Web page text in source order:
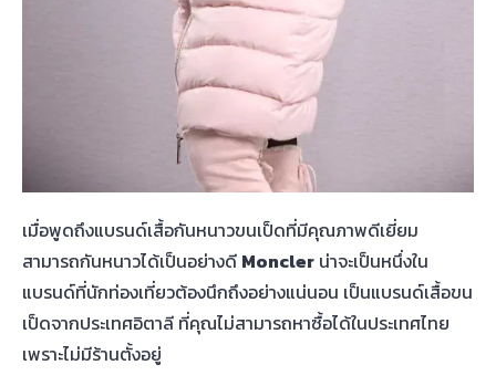
เมื่อพูดถึงแบรนด์เสื้อกันหนาวขนเป็ดที่มีคุณภาพดีเยี่ยม
สามารถกันหนาวได้เป็นอย่างดี Moncler น่าจะเป็นหนึ่งใน
แบรนด์ที่นักท่องเที่ยวต้องนึกถึงอย่างแน่นอน เป็นแบรนด์เสื้อขน
เป็ดจากประเทศอิตาลี ที่คุณไม่สามารถหาซื้อได้ในประเทศไทย
เพราะไม่มีร้านตั้งอยู่